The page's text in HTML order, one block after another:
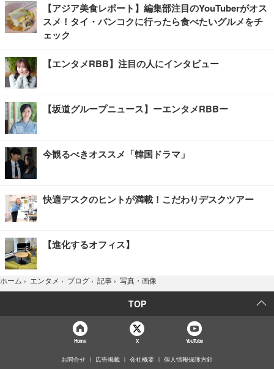
【アジア美食レポート】編集部注目のYouTuberがオス
スメ！タイ・バンコクに行ったら食べたいグルメをチ
ェック
【エンタメRBB】注目の人にインタビュー
【坂道グループニュース】ーエンタメRBBー
今観るべきオススメ「韓国ドラマ」
快適デスクのヒントが満載！こだわりデスクツアー
【進化するオフィス】
ホーム › エンタメ › ブログ › 記事 › 写真・画像
TOP
Home X YouTube
お問合せ 広告掲載 会社概要 個人情報保護方針